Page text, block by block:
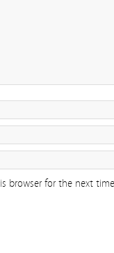
browser for the next